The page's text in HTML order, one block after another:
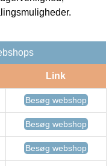
Link
Besøg webshop
Besøg webshop
Besøg webshop